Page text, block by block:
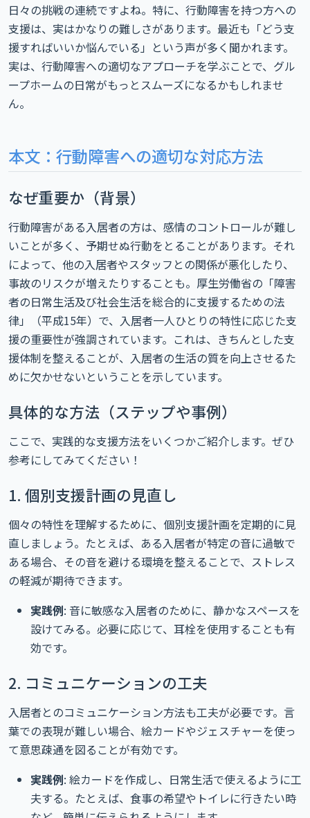
日々の挑戦の連続ですよね。特に、行動障害を持つ方への
支援は、実はかなりの難しさがあります。最近も「どう支
援すればいいか悩んでいる」という声が多く聞かれます。
実は、行動障害への適切なアプローチを学ぶことで、グル
ープホームの日常がもっとスムーズになるかもしれませ
ん。
本文：行動障害への適切な対応方法
なぜ重要か（背景）
行動障害がある入居者の方は、感情のコントロールが難し
いことが多く、予期せぬ行動をとることがあります。それ
によって、他の入居者やスタッフとの関係が悪化したり、
事故のリスクが増えたりすることも。厚生労働省の「障害
者の日常生活及び社会生活を総合的に支援するための法
律」（平成15年）で、入居者一人ひとりの特性に応じた支
援の重要性が強調されています。これは、きちんとした支
援体制を整えることが、入居者の生活の質を向上させるた
めに欠かせないということを示しています。
具体的な方法（ステップや事例）
ここで、実践的な支援方法をいくつかご紹介します。ぜひ
参考にしてみてください！
1. 個別支援計画の見直し
個々の特性を理解するために、個別支援計画を定期的に見
直しましょう。たとえば、ある入居者が特定の音に過敏で
ある場合、その音を避ける環境を整えることで、ストレス
の軽減が期待できます。
実践例: 音に敏感な入居者のために、静かなスペースを
設けてみる。必要に応じて、耳栓を使用することも有
効です。
2. コミュニケーションの工夫
入居者とのコミュニケーション方法も工夫が必要です。言
葉での表現が難しい場合、絵カードやジェスチャーを使っ
て意思疎通を図ることが有効です。
実践例: 絵カードを作成し、日常生活で使えるように工
夫する。たとえば、食事の希望やトイレに行きたい時